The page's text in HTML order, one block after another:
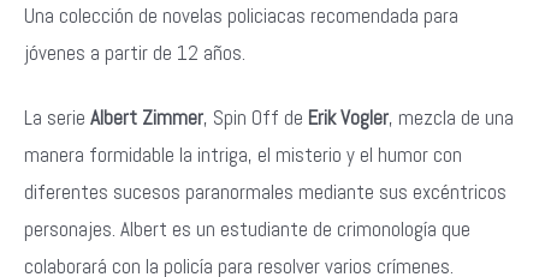
Una colección de novelas policiacas recomendada para
jóvenes a partir de 12 años.
La serie Albert Zimmer, Spin Off de Erik Vogler, mezcla de una
manera formidable la intriga, el misterio y el humor con
diferentes sucesos paranormales mediante sus excéntricos
personajes. Albert es un estudiante de crimonología que
colaborará con la policía para resolver varios crímenes.